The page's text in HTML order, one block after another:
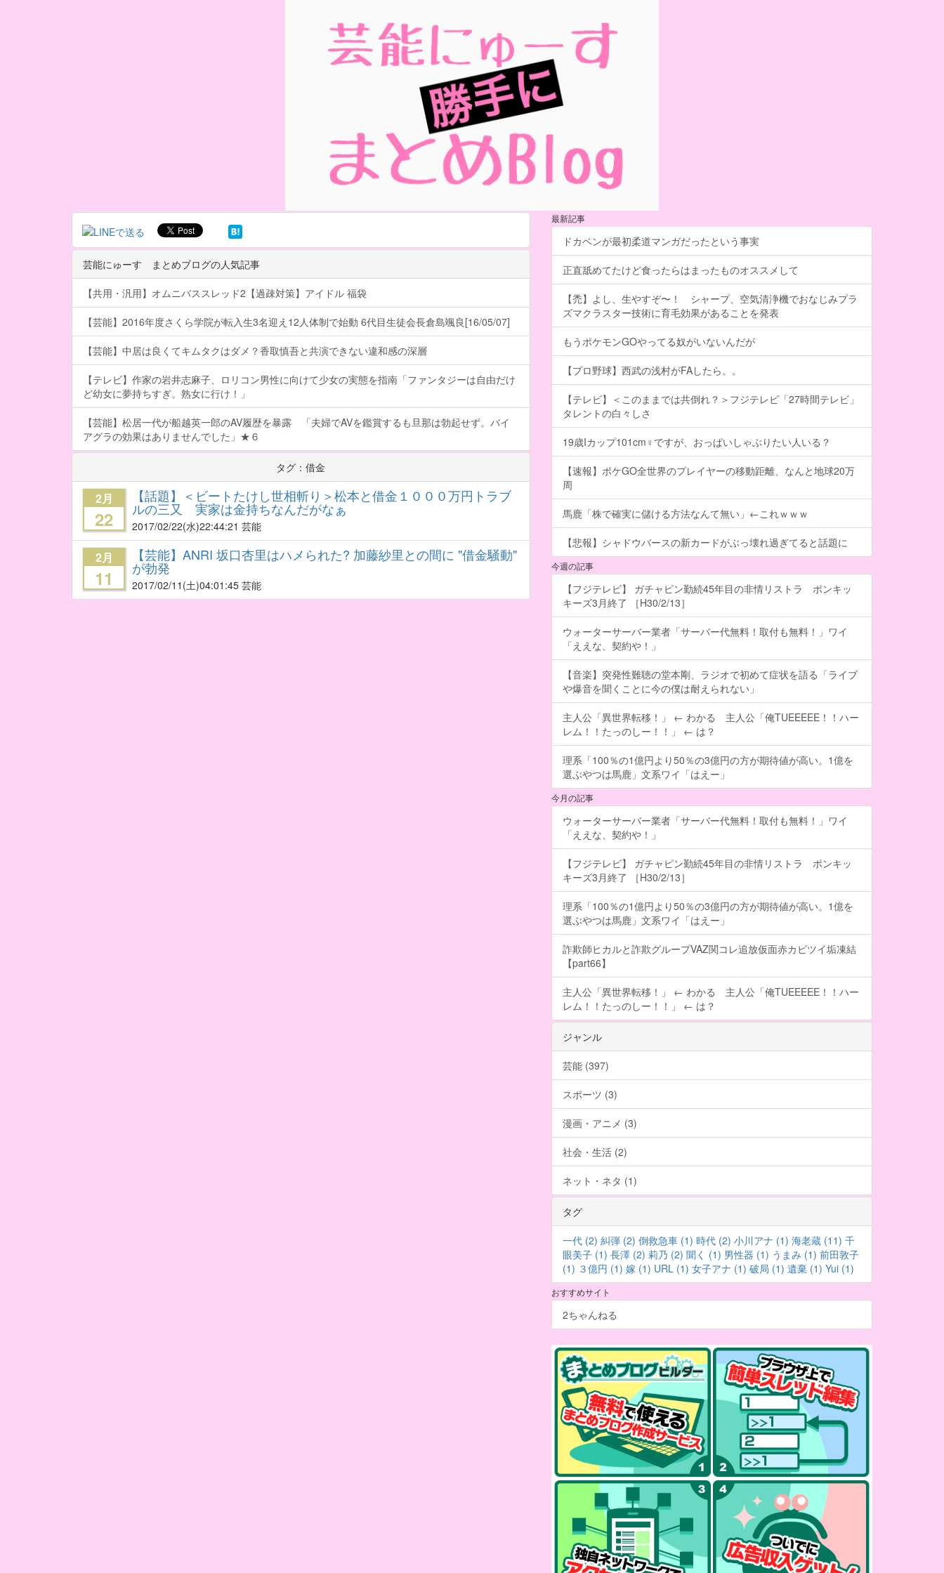
芸能にゅーす まとめブログの人気記事
【共用・汎用】オムニバススレッド2【過疎対策】アイドル 福袋
【芸能】2016年度さくら学院が転入生3名迎え12人体制で始動 6代目生徒会長倉島颯良[16/05/07]
【芸能】中居は良くてキムタクはダメ？香取慎吾と共演できない違和感の深層
【テレビ】作家の岩井志麻子、ロリコン男性に向けて少女の実態を指南「ファンタジーは自由だけ
ど幼女に夢持ちすぎ。熟女に行け！」
【芸能】松居一代が船越英一郎のAV履歴を暴露 「夫婦でAVを鑑賞するも旦那は勃起せず。バイ
アグラの効果はありませんでした」★６
タグ：借金
2月
22
【話題】＜ビートたけし世相斬り＞松本と借金１０００万円トラブ
ルの三又 実家は金持ちなんだがなぁ
2017/02/22(水)22:44:21 芸能
2月
11
【芸能】ANRI 坂口杏里はハメられた? 加藤紗里との間に "借金騒動"
が勃発
2017/02/11 (土)04:01:45 芸能
最新記事
ドカベンが最初柔道マンガだったという事実
正直舐めてたけど食ったらはまったものオススメして
【禿】よし、生やすぞ〜！ シャープ、空気清浄機でおなじみプラ
ズマクラスター技術に育毛効果があることを発表
もうポケモンGOやってる奴がいないんだが
【プロ野球】西武の浅村がFAしたら。。
【テレビ】＜このままでは共倒れ？＞フジテレビ「27時間テレビ」
タレントの白々しさ
19歳Iカップ101cm♀ですが、おっぱいしゃぶりたい人いる？
【速報】ポケGO全世界のプレイヤーの移動距離、なんと地球20万
周
馬鹿「株で確実に儲ける方法なんて無い」←これｗｗｗ
【悲報】シャドウバースの新カードがぶっ壊れ過ぎてると話題に
今週の記事
【フジテレビ】 ガチャピン勤続45年目の非情リストラ ポンキッ
キーズ3月終了 ［H30/2/13］
ウォーターサーバー業者「サーバー代無料！取付も無料！」ワイ
「ええな、契約や！」
【音楽】突発性難聴の堂本剛、ラジオで初めて症状を語る「ライブ
や爆音を聞くことに今の僕は耐えられない」
主人公「異世界転移！」 ← わかる 主人公「俺TUEEEEE！！ハー
レム！！たっのしー！！」 ← は？
理系「100％の1億円より50％の3億円の方が期待値が高い。1億を
選ぶやつは馬鹿」文系ワイ「はえー」
今月の記事
ウォーターサーバー業者「サーバー代無料！取付も無料！」ワイ
「ええな、契約や！」
【フジテレビ】 ガチャピン勤続45年目の非情リストラ ポンキッ
キーズ3月終了 ［H30/2/13］
理系「100％の1億円より50％の3億円の方が期待値が高い。1億を
選ぶやつは馬鹿」文系ワイ「はえー」
詐欺師ヒカルと詐欺グループVAZ関コレ追放仮面赤カビツイ垢凍結
【part66】
主人公「異世界転移！」 ← わかる 主人公「俺TUEEEEE！！ハー
レム！！たっのしー！！」 ← は？
ジャンル
芸能 (397)
スポーツ (3)
漫画・アニメ (3)
社会・生活 (2)
ネット・ネタ (1)
タグ
一代 (2) 糾弾 (2) 倒救急車 (1) 時代 (2) 小川アナ (1) 海老蔵 (11) 千
眼美子 (1) 長澤 (2) 莉乃 (2) 聞く (1) 男性器 (1) うまみ (1) 前田敦子
(1) ３億円 (1) 嫁 (1) URL (1) 女子アナ (1) 破局 (1) 遺棄 (1) Yui (1)
おすすめサイト
2ちゃんねる